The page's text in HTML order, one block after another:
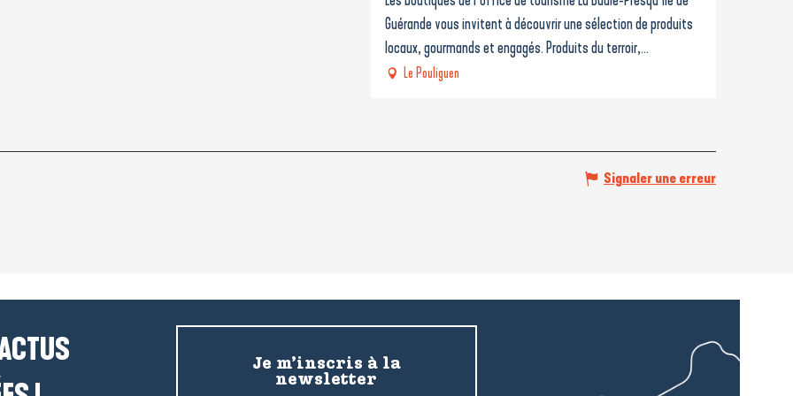
Guérande vous invitent à découvrir une sélection de produits
locaux, gourmands et engagés. Produits du terroir,...
Le Pouliguen
Signaler une erreur
Je m’inscris à la
newsletter